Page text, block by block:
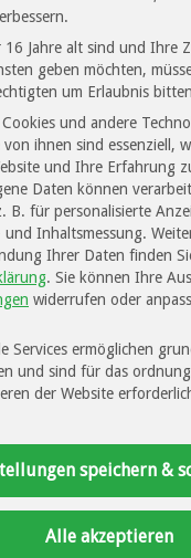
Erstberatung
kostenfrei
16 Jahre alt sind und Ihre
geben möchten,
um Erlaubnis
und andere
von ihnen sind essenziell,
und Ihre Erfahrung
Daten können
B. für personalisierte
Inhaltsmessung.
Ihrer Daten finden
. Sie können Ihre
widerrufen oder
Liste der
Services ermöglichen
und sind für das
der Website
speichern &
Alle akzeptieren